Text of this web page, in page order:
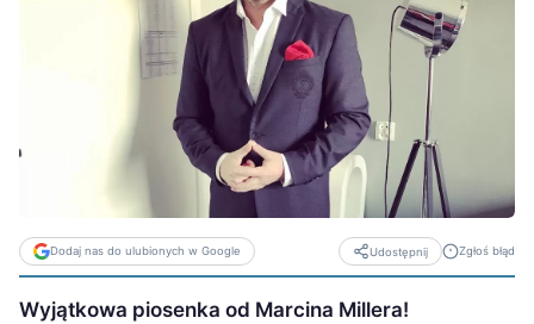
Dodaj nas do ulubionych w Google Udostępnij Zgłoś błąd
Wyjątkowa piosenka od Marcina Millera!